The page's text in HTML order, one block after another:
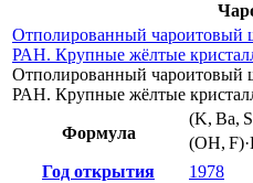
Отполированный чароитовый
РАН. Крупные жёлтые
Отполированный чароитовый
РАН. Крупные жёлтые
Формула
(K, Ba,
(OH,
Год открытия
1978